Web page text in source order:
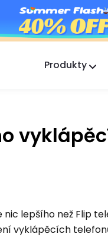
Produkty
nic lepšího než Flip
vyklápěcích